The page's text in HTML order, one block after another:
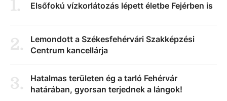
1. Elsőfokú vízkorlátozás lépett életbe Fejérben is
2.
Lemondott a Székesfehérvári Szakképzési
Centrum kancellárja
3.
Hatalmas területen ég a tarló Fehérvár
határában, gyorsan terjednek a lángok!